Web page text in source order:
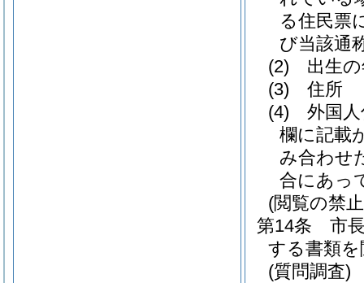
る住民票
び当該通
(2)
出生
(3)
住所
(4)
外国
欄に記載
み合わせ
合にあっ
(閲覧の禁
第14条
市
する書類
(質問調査)